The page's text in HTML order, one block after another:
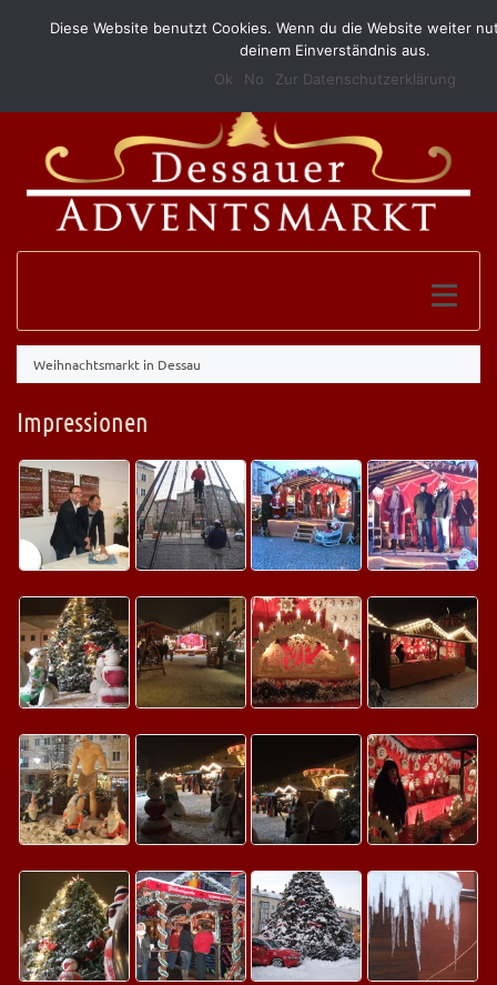
(0340) 52 10 146 info@grillundimbissmerkel.de
Weihnachtsmarkt in Dessau
Impressionen
Diese Website benutzt Cookies. Wenn du die Website weiter
deinem Einverständnis aus.
Ok
No Zur Datenschutzerklärung